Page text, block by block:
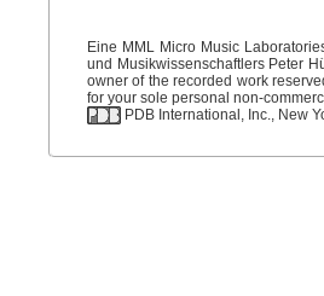
Eine MML Micro Music
und Musikwissenschaftlers Peter
owner of the recorded work
for your sole personal non-
PDB International, Inc., New